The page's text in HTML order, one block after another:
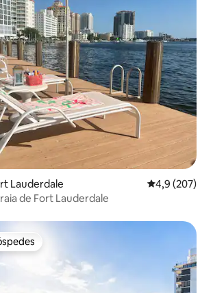
Lauderdale 4,9 de uma
4,9 (207)
de Fort Lauderdale